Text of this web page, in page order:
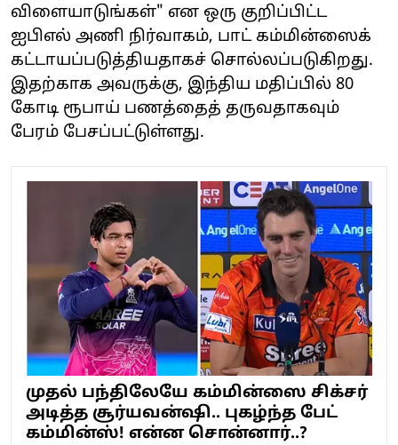
விளையாடுங்கள்" என ஒரு குறிப்பிட்ட
ஐபிஎல் அணி நிர்வாகம், பாட் கம்மின்ஸைக்
கட்டாயப்படுத்தியதாகச் சொல்லப்படுகிறது.
இதற்காக அவருக்கு, இந்திய மதிப்பில் 80
கோடி ரூபாய் பணத்தைத் தருவதாகவும்
பேரம் பேசப்பட்டுள்ளது.
முதல் பந்திலேயே கம்மின்ஸை சிக்சர்
அடித்த சூர்யவன்ஷி.. புகழ்ந்த பேட்
கம்மின்ஸ்! என்ன சொன்னார்..?